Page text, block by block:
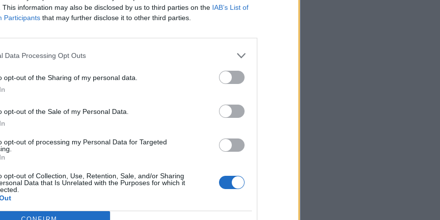
This information may also be disclosed by us to third parties on the IAB’s List of
Participants that may further disclose it to other third parties.
Data Processing Opt Outs
opt-out of the Sharing of my personal data.
opt-out of the Sale of my Personal Data.
opt-out of processing my Personal Data for Targeted
opt-out of Collection, Use, Retention, Sale, and/or Sharing
Data that Is Unrelated with the Purposes for which it
Day 2026Október 21-én jön a Portfolio Investment Day 2026, ahol a piac vezető
évek nyertesei, mire számíthatunk a részvény-, kötvény-, nyersanyag- és
tartalmazza:
cikkarchívum
elmúlt 2 év napon belüli
Előfizetés